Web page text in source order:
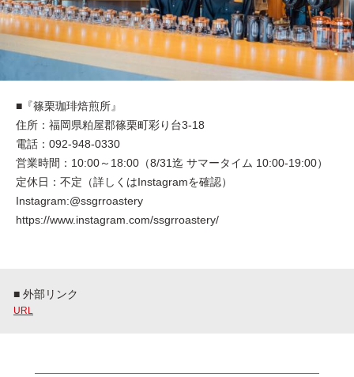
■『篠栗珈琲焙煎所』
住所：福岡県粕屋郡篠栗町彩り台3-18
電話：092-948-0330
営業時間：10:00～18:00（8/31迄 サマータイム 10:00-19:00）
定休日：不定（詳しくはInstagramを確認）
Instagram:@ssgrroastery
https://www.instagram.com/ssgrroastery/
■ 外部リンク
URL